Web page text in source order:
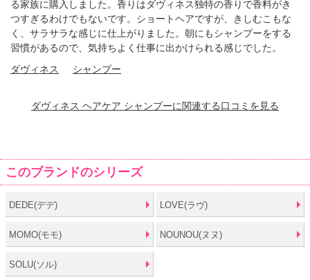
る家族に購入しました。香りはダヴィネス独特の香りで香料がき
つすぎるわけでもないです。ショートヘアですが、きしむこもな
く、サラサラな感じに仕上がりました。朝にもシャンプーをする
習慣があるので、気持ちよく仕事に出かけられる感じでした。
ダヴィネス
シャンプー
ダヴィネス ヘアケア シャンプーに関連する口コミを見る
このブランドのシリーズ
DEDE(デデ) LOVE(ラヴ)
MOMO(モモ) NOUNOU(ヌヌ)
SOLU(ソル)